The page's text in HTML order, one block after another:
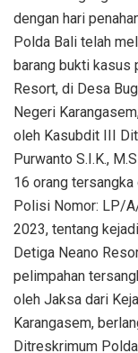
dengan hari
Polda Bali telah
barang bukti kasus
Resort, di Desa
Negeri
oleh Kasubdit III
Purwanto S.I.K.,
16 orang
Polisi Nomor: LP/
2023, tentang
Detiga Neano
pelimpahan
oleh Jaksa dari
Karangasem,
Ditreskrimum